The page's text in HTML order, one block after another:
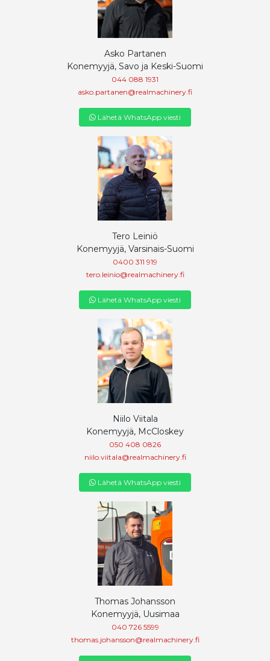
Asko Partanen
Konemyyjä, Savo ja Keski-Suomi
044 088 1931
asko.partanen@realmachinery.fi
Lähetä WhatsApp viesti
Tero Leiniö
Konemyyjä, Varsinais-Suomi
0400 311 919
tero.leinio@realmachinery.fi
Lähetä WhatsApp viesti
Niilo Viitala
Konemyyjä, McCloskey
050 408 0826
niilo.viitala@realmachinery.fi
Lähetä WhatsApp viesti
Thomas Johansson
Konemyyjä, Uusimaa
040 726 5599
thomas.johansson@realmachinery.fi